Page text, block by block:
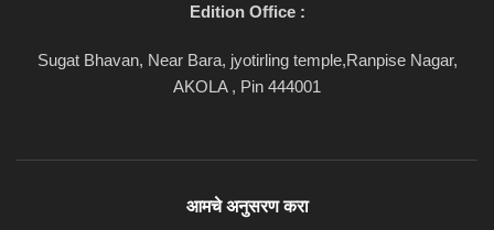
Edition Office :
Sugat Bhavan, Near Bara, jyotirling temple,Ranpise Nagar,
AKOLA , Pin 444001
आमचे अनुसरण करा